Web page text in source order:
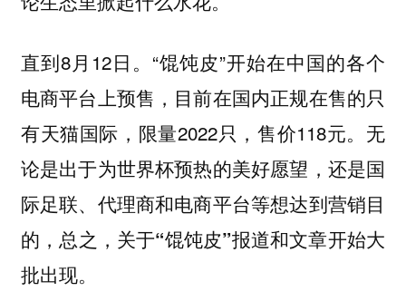
直到8月12日。“馄饨皮”开始在中国的各个
电商平台上预售，目前在国内正规在售的只
有天猫国际，限量2022只，售价118元。无
论是出于为世界杯预热的美好愿望，还是国
际足联、代理商和电商平台等想达到营销目
的， 总之，关于“馄饨皮”报道和文章开始大
批出现。